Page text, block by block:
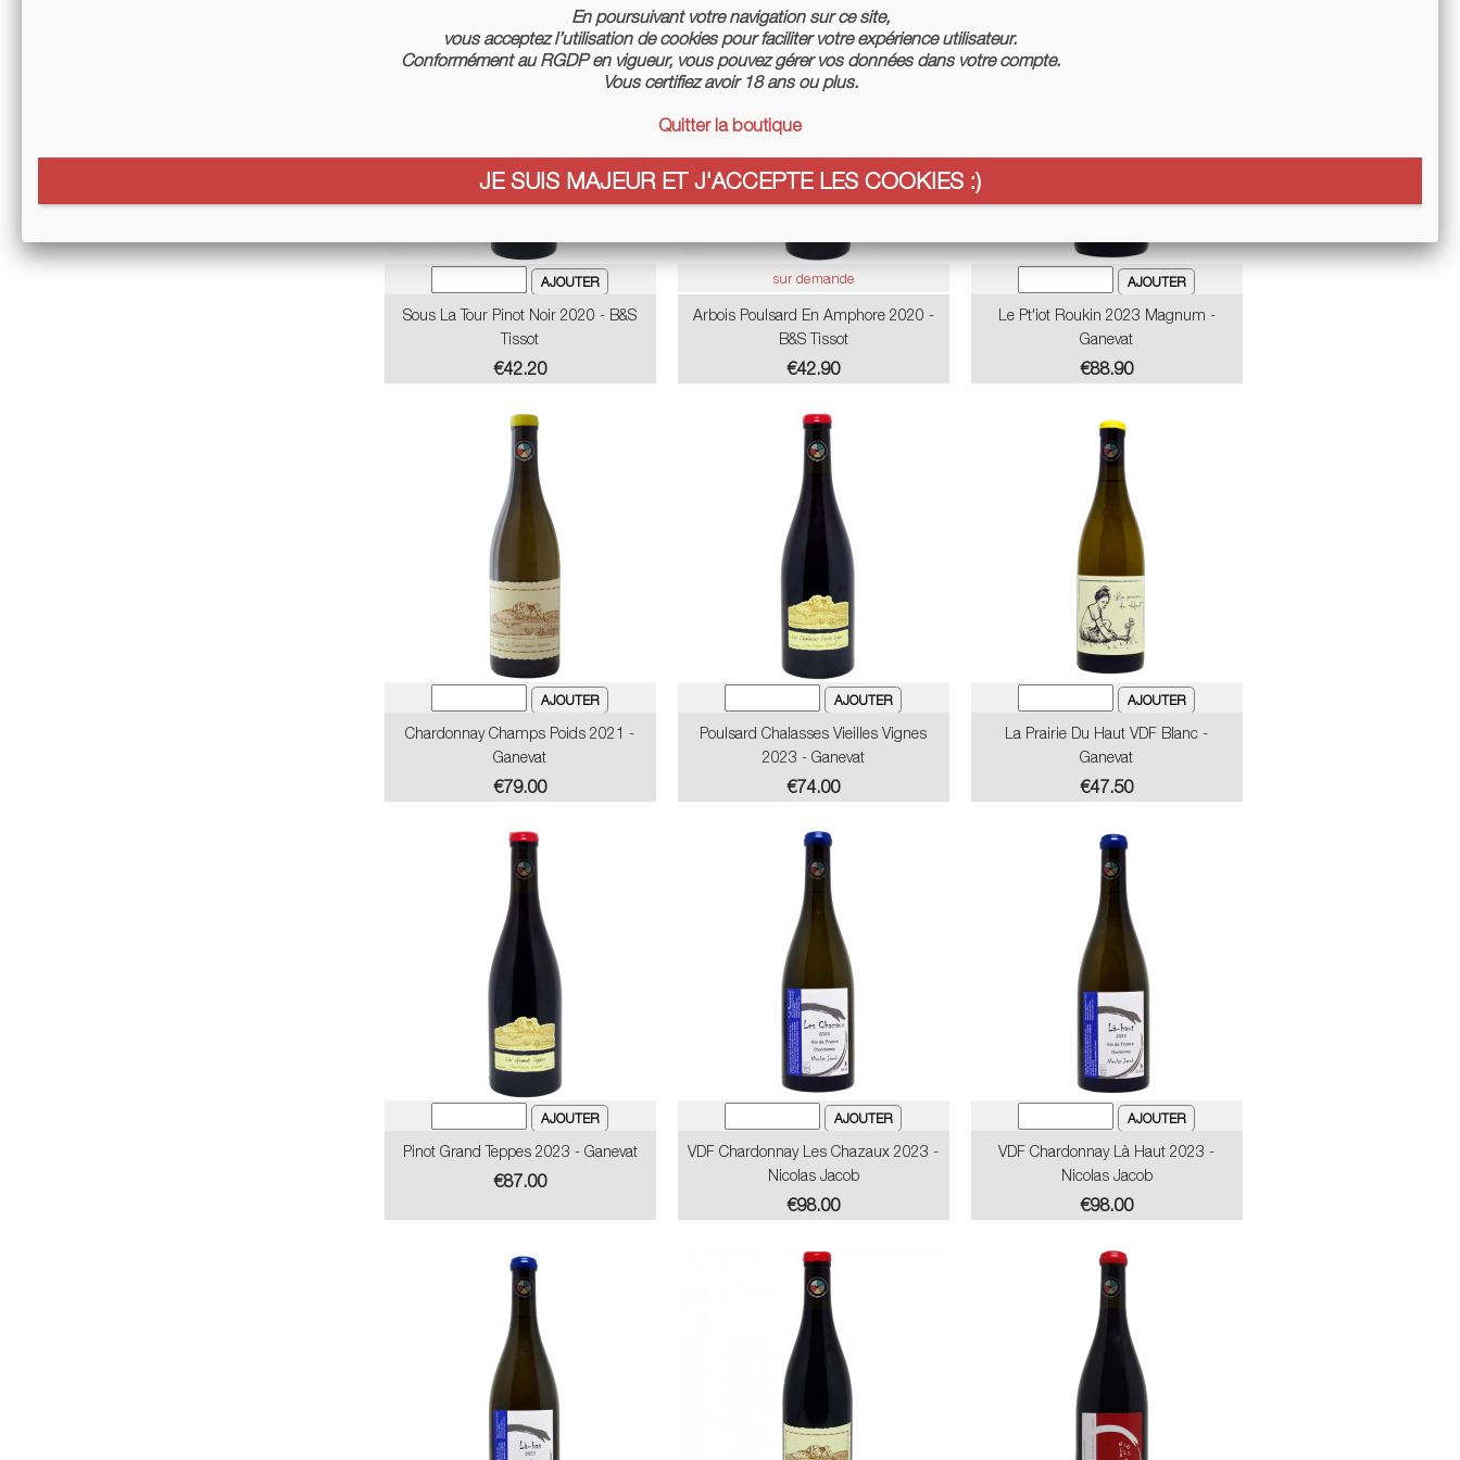
Sous La Tour Pinot Noir 2020 - B&S
Tissot
Price
€42.20
sur demande
Arbois Poulsard En Amphore 2020 -
B&S Tissot
Price
€42.90
Le Pt'iot Roukin 2023 Magnum -
Ganevat
Price
€88.90
Chardonnay Champs Poids 2021 -
Ganevat
Price
€79.00
Poulsard Chalasses Vieilles Vignes
2023 - Ganevat
Price
€74.00
La Prairie Du Haut VDF Blanc -
Ganevat
Price
€47.50
Pinot Grand Teppes 2023 - Ganevat
Price
€87.00
VDF Chardonnay Les Chazaux 2023 -
Nicolas Jacob
Price
€98.00
VDF Chardonnay Là Haut 2023 -
Nicolas Jacob
Price
€98.00
En poursuivant votre navigation sur ce site,
vous acceptez l’utilisation de cookies pour faciliter votre expérience utilisateur.
Conformément au RGDP en vigueur, vous pouvez gérer vos données dans votre compte.
Vous certifiez avoir 18 ans ou plus.
Quitter la boutique
JE SUIS MAJEUR ET J'ACCEPTE LES COOKIES :)